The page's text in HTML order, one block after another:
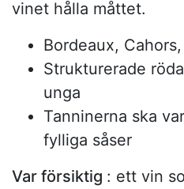
vinet hålla måttet.
Bordeaux,
Strukturerade
unga
Tanninerna ska
fylliga såser
Var försiktig : ett vin